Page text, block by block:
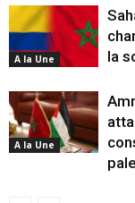
A la Une
la
A la Une